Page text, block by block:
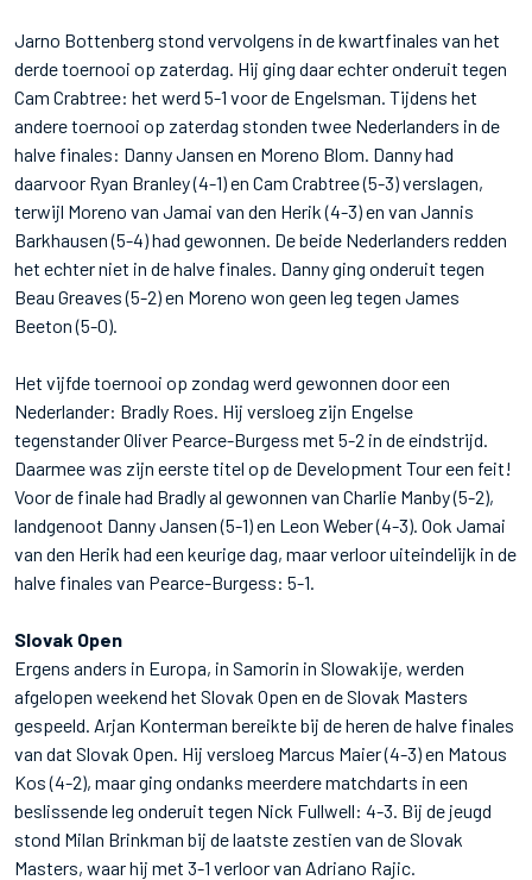
Jarno Bottenberg stond vervolgens in de kwartfinales van het
derde toernooi op zaterdag. Hij ging daar echter onderuit tegen
Cam Crabtree: het werd 5-1 voor de Engelsman. Tijdens het
andere toernooi op zaterdag stonden twee Nederlanders in de
halve finales: Danny Jansen en Moreno Blom. Danny had
daarvoor Ryan Branley (4-1) en Cam Crabtree (5-3) verslagen,
terwijl Moreno van Jamai van den Herik (4-3) en van Jannis
Barkhausen (5-4) had gewonnen. De beide Nederlanders redden
het echter niet in de halve finales. Danny ging onderuit tegen
Beau Greaves (5-2) en Moreno won geen leg tegen James
Beeton (5-0).
Het vijfde toernooi op zondag werd gewonnen door een
Nederlander: Bradly Roes. Hij versloeg zijn Engelse
tegenstander Oliver Pearce-Burgess met 5-2 in de eindstrijd.
Daarmee was zijn eerste titel op de Development Tour een feit!
Voor de finale had Bradly al gewonnen van Charlie Manby (5-2),
landgenoot Danny Jansen (5-1) en Leon Weber (4-3). Ook Jamai
van den Herik had een keurige dag, maar verloor uiteindelijk in de
halve finales van Pearce-Burgess: 5-1.
Slovak Open
Ergens anders in Europa, in Samorin in Slowakije, werden
afgelopen weekend het Slovak Open en de Slovak Masters
gespeeld. Arjan Konterman bereikte bij de heren de halve finales
van dat Slovak Open. Hij versloeg Marcus Maier (4-3) en Matous
Kos (4-2), maar ging ondanks meerdere matchdarts in een
beslissende leg onderuit tegen Nick Fullwell: 4-3. Bij de jeugd
stond Milan Brinkman bij de laatste zestien van de Slovak
Masters, waar hij met 3-1 verloor van Adriano Rajic.